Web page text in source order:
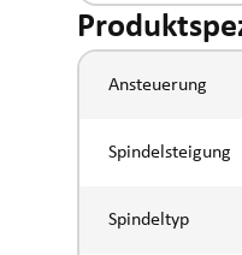
Ansteuerung
Spindelsteigung
Spindeltyp